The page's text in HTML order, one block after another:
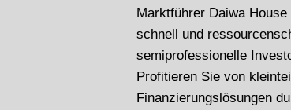
Marktführer Daiwa
schnell und
semiprofessionelle
Profitieren Sie von
Finanzierungslösungen